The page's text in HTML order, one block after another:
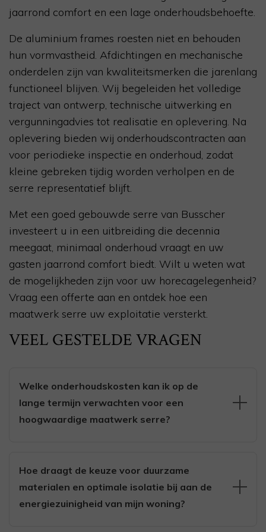
jaarrond comfort en een lage onderhoudsbehoefte.
De aluminium frames roesten niet en behouden
hun vormvastheid. Afdichtingen en mechanische
onderdelen zijn van kwaliteitsmerken die jarenlang
functioneel blijven. Wij begeleiden het volledige
traject van ontwerp, technische uitwerking en
vergunningadvies tot realisatie en oplevering. Na
oplevering bieden wij onderhoudscontracten aan
voor periodieke inspectie en onderhoud, zodat
kleine gebreken tijdig worden verholpen en de
serre representatief blijft.
Met een goed gebouwde serre van Busscher
investeert u in een uitbreiding die decennia
meegaat, minimaal onderhoud vraagt en uw
gasten jaarrond comfort biedt. Wilt u weten wat
de mogelijkheden zijn voor uw horecagelegenheid?
Vraag een offerte aan en ontdek hoe een
maatwerk serre uw exploitatie versterkt.
VEEL GESTELDE VRAGEN
Welke onderhoudskosten kan ik op de
lange termijn verwachten voor een
hoogwaardige maatwerk serre?
periodieke glasreiniging, schoonmaken van goten en
afwatering, en het controleren van kitnaden, rubbers en
afdichtingen. Daarnaast komen er kosten voor het
Hoe draagt de keuze voor duurzame
materialen en optimale isolatie bij aan de
energiezuinigheid van mijn woning?